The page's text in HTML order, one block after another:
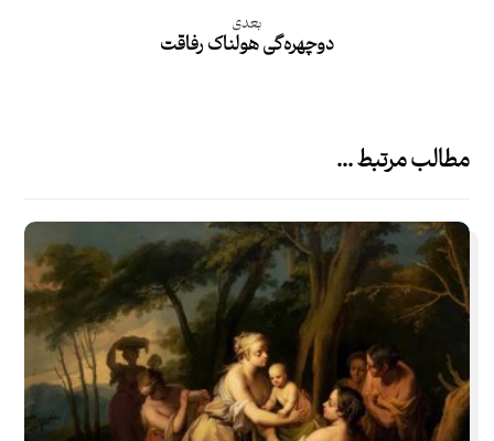
بعدی
دوچهره‌گی‌ هولناک رفاقت
مطالب مرتبط ...